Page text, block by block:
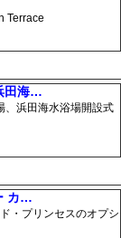
Terrace
田海…
浜田海水浴場開設式
カ…
・プリンセスのオプシ